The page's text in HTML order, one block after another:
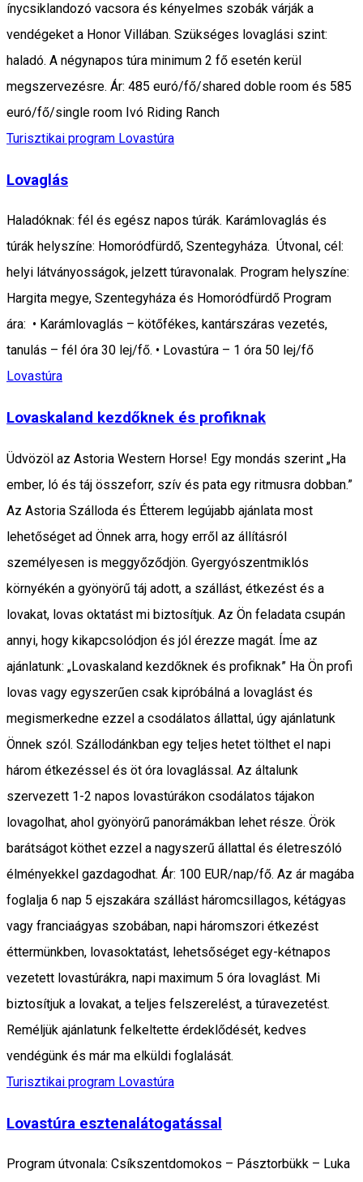
ínycsiklandozó vacsora és kényelmes szobák várják a
vendégeket a Honor Villában. Szükséges lovaglási szint:
haladó. A négynapos túra minimum 2 fő esetén kerül
megszervezésre. Ár: 485 euró/fő/shared doble room és 585
euró/fő/single room Ivó Riding Ranch
Turisztikai program Lovastúra
Lovaglás
Haladóknak: fél és egész napos túrák. Karámlovaglás és
túrák helyszíne: Homoródfürdő, Szentegyháza. Útvonal, cél:
helyi látványosságok, jelzett túravonalak. Program helyszíne:
Hargita megye, Szentegyháza és Homoródfürdő Program
ára: • Karámlovaglás – kötőfékes, kantárszáras vezetés,
tanulás – fél óra 30 lej/fő. • Lovastúra – 1 óra 50 lej/fő
Lovastúra
Lovaskaland kezdőknek és profiknak
Üdvözöl az Astoria Western Horse! Egy mondás szerint „Ha
ember, ló és táj összeforr, szív és pata egy ritmusra dobban.”
Az Astoria Szálloda és Étterem legújabb ajánlata most
lehetőséget ad Önnek arra, hogy erről az állításról
személyesen is meggyőződjön. Gyergyószentmiklós
környékén a gyönyörű táj adott, a szállást, étkezést és a
lovakat, lovas oktatást mi biztosítjuk. Az Ön feladata csupán
annyi, hogy kikapcsolódjon és jól érezze magát. Íme az
ajánlatunk: „Lovaskaland kezdőknek és profiknak” Ha Ön profi
lovas vagy egyszerűen csak kipróbálná a lovaglást és
megismerkedne ezzel a csodálatos állattal, úgy ajánlatunk
Önnek szól. Szállodánkban egy teljes hetet tölthet el napi
három étkezéssel és öt óra lovaglással. Az általunk
szervezett 1-2 napos lovastúrákon csodálatos tájakon
lovagolhat, ahol gyönyörű panorámákban lehet része. Örök
barátságot köthet ezzel a nagyszerű állattal és életreszóló
élményekkel gazdagodhat. Ár: 100 EUR/nap/fő. Az ár magába
foglalja 6 nap 5 ejszakára szállást háromcsillagos, kétágyas
vagy franciaágyas szobában, napi háromszori étkezést
éttermünkben, lovasoktatást, lehetsőséget egy-kétnapos
vezetett lovastúrákra, napi maximum 5 óra lovaglást. Mi
biztosítjuk a lovakat, a teljes felszerelést, a túravezetést.
Reméljük ajánlatunk felkeltette érdeklődését, kedves
vendégünk és már ma elküldi foglalását.
Turisztikai program Lovastúra
Lovastúra esztenalátogatással
Program útvonala: Csíkszentdomokos – Pásztorbükk – Luka